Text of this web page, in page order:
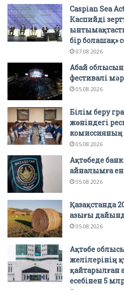
Caspian Sea
Каспийді
бір болашақ»
07.08.2026
Абай
фестивалі
05.08.2026
Білім беру
жөніндегі
комиссияның
05.08.2026
Ақтөбеде
айналымға
05.08.2026
Қазақстанда
азығы
05.08.2026
Ақтөбе
желілерінің
қайтарылған
есебінен 5